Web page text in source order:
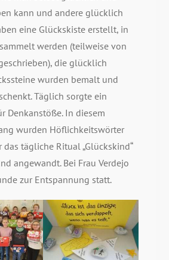
kann und andere glücklich
eine Glückskiste erstellt, in
werden (teilweise von
die glücklich
wurden bemalt und
Täglich sorgte ein
Denkanstöße. In diesem
wurden Höflichkeitswörter
das tägliche Ritual „Glückskind“
angewandt. Bei Frau Verdejo
zur Entspannung statt.